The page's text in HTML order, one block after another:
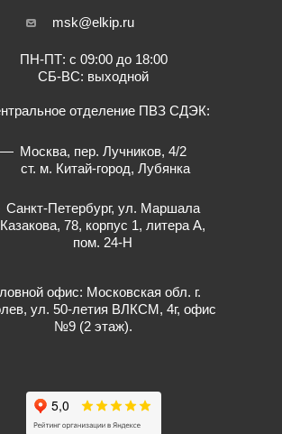
msk@elkip.ru
ПН-ПТ: с 09:00 до 18:00
СБ-ВС: выходной
отделение ПВЗ СДЭК:
Москва, пер. Лучников, 4/2
ст. м. Китай-город, Лубянка
Санкт-Петербург, ул. Маршала
Казакова, 78, корпус 1, литера А,
пом. 24-Н
офис: Московская обл. г.
ул. 50-летия ВЛКСМ, 4г, офис
№9 (2 этаж).